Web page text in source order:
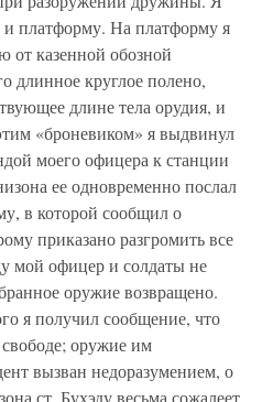
и платформу. На платформу я
от казенной обозной
длинное круглое полено,
длине тела орудия, и
«броневиком» я выдвинул
моего офицера к станции
ее одновременно послал
в которой сообщил о
приказано разгромить все
мой офицер и солдаты не
оружие возвращено.
я получил сообщение, что
оружие им
вызван недоразумением, о
ст. Бухэду весьма сожалеет.